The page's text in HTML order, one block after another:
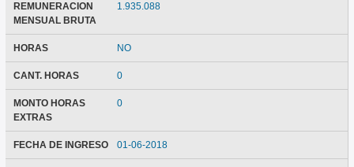
REMUNERACION
MENSUAL BRUTA
1.935.088
HORAS NO
CANT. HORAS 0
MONTO HORAS
EXTRAS
0
FECHA DE INGRESO 01-06-2018